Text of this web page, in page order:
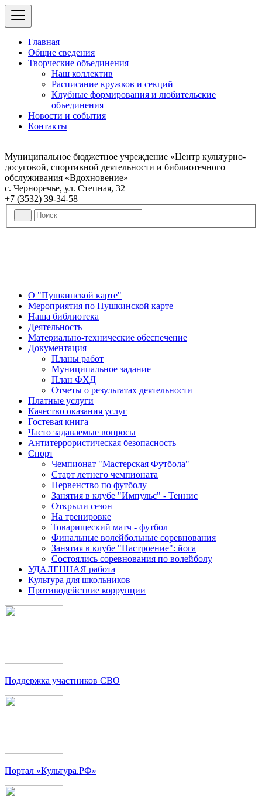
Главная
Общие сведения
Творческие объединения
Наш коллектив
Расписание кружков и секций
Клубные формирования и любительские
объединения
Новости и события
Контакты
Муниципальное бюджетное учреждение «Центр культурно-
досуговой, спортивной деятельности и библиотечного
обслуживания «Вдохновение»
с. Черноречье, ул. Степная, 32
+7 (3532) 39-34-58
О "Пушкинской карте"
Мероприятия по Пушкинской карте
Наша библиотека
Деятельность
Материально-технические обеспечение
Документация
Планы работ
Муниципальное задание
План ФХД
Отчеты о результатах деятельности
Платные услуги
Качество оказания услуг
Гостевая книга
Часто задаваемые вопросы
Антитеррористическая безопасность
Спорт
Чемпионат "Мастерская Футбола"
Старт летнего чемпионата
Первенство по футболу
Занятия в клубе "Импульс" - Теннис
Открыли сезон
На тренировке
Товарищеский матч - футбол
Финальные волейбольные соревнования
Занятия в клубе "Настроение": йога
Состоялись соревнования по волейболу
УДАЛЕННАЯ работа
Культура для школьников
Противодействие коррупции
Поддержка участников СВО
Портал «Культура.РФ»